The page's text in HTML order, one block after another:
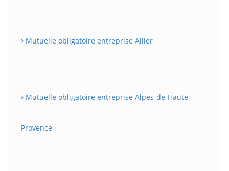
Mutuelle obligatoire entreprise Allier
Mutuelle obligatoire entreprise Alpes-de-Haute-
Provence